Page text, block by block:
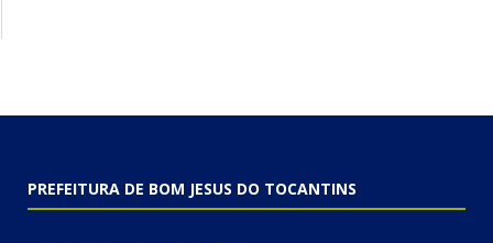
PREFEITURA DE BOM JESUS DO TOCANTINS